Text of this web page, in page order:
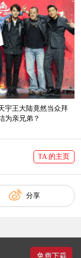
宇王大陆竟然当众拜
为亲兄弟？
TA 的主页
分享
有限公司 京ICP备030044号